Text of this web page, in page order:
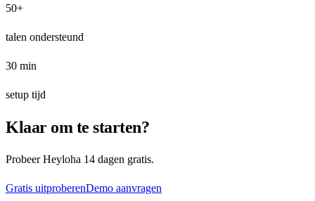
50+
talen ondersteund
30 min
setup tijd
Klaar om te starten?
Probeer Heyloha 14 dagen gratis.
Gratis uitproberenDemo aanvragen